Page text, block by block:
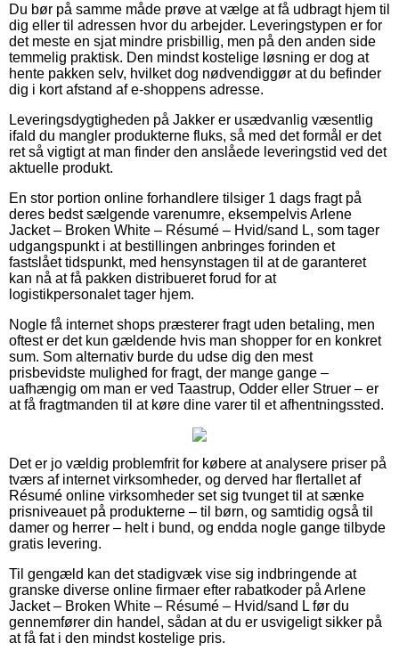
Du bør på samme måde prøve at vælge at få udbragt hjem til
dig eller til adressen hvor du arbejder. Leveringstypen er for
det meste en sjat mindre prisbillig, men på den anden side
temmelig praktisk. Den mindst kostelige løsning er dog at
hente pakken selv, hvilket dog nødvendiggør at du befinder
dig i kort afstand af e-shoppens adresse.
Leveringsdygtigheden på Jakker er usædvanlig væsentlig
ifald du mangler produkterne fluks, så med det formål er det
ret så vigtigt at man finder den anslåede leveringstid ved det
aktuelle produkt.
En stor portion online forhandlere tilsiger 1 dags fragt på
deres bedst sælgende varenumre, eksempelvis Arlene
Jacket – Broken White – Résumé – Hvid/sand L, som tager
udgangspunkt i at bestillingen anbringes forinden et
fastslået tidspunkt, med hensynstagen til at de garanteret
kan nå at få pakken distribueret forud for at
logistikpersonalet tager hjem.
Nogle få internet shops præsterer fragt uden betaling, men
oftest er det kun gældende hvis man shopper for en konkret
sum. Som alternativ burde du udse dig den mest
prisbevidste mulighed for fragt, der mange gange –
uafhængig om man er ved Taastrup, Odder eller Struer – er
at få fragtmanden til at køre dine varer til et afhentningssted.
Det er jo vældig problemfrit for købere at analysere priser på
tværs af internet virksomheder, og derved har flertallet af
Résumé online virksomheder set sig tvunget til at sænke
prisniveauet på produkterne – til børn, og samtidig også til
damer og herrer – helt i bund, og endda nogle gange tilbyde
gratis levering.
Til gengæld kan det stadigvæk vise sig indbringende at
granske diverse online firmaer efter rabatkoder på Arlene
Jacket – Broken White – Résumé – Hvid/sand L før du
gennemfører din handel, sådan at du er usvigeligt sikker på
at få fat i den mindst kostelige pris.